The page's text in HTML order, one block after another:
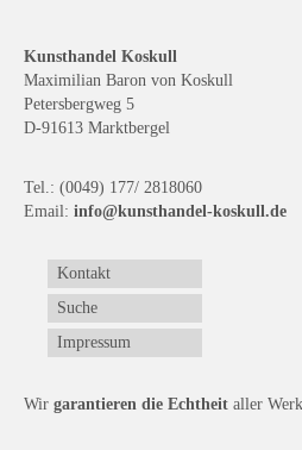
Kunsthandel Koskull
Maximilian Baron von Koskull
Petersbergweg 5
D-91613 Marktbergel
Tel.: (0049) 177/ 2818060
Email: info@kunsthandel-koskull.de
Kontakt
Suche
Impressum
Wir garantieren die Echtheit aller